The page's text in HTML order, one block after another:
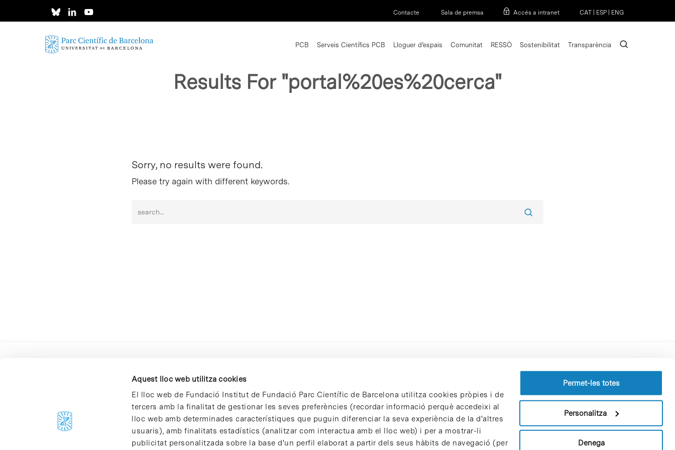
Aquest lloc web utilitza cookies
El lloc web de Fundació Institut de Fundació Parc Científic de Barcelona utilitza cookies pròpies i de
tercers amb la finalitat de gestionar les seves preferències (recordar informació perquè accedeixi al
lloc web amb determinades característiques que puguin diferenciar la seva experiència de la d'altres
usuaris), amb finalitats estadístics (analitzar com interactua amb el lloc web) i per a mostrar-li
publicitat personalitzada sobre la base d'un perfil elaborat a partir dels seus hàbits de navegació (per
Permet-les totes
Personalitza
Denega
Contacte Sala de premsa Accés a intranet CAT ESP ENG
PCB Serveis Científics PCB Lloguer d’espais Comunitat RESSÒ Sostenibilitat Transparència search
Results For "portal%20es%20cerca"
Sorry, no results were found.
Please try again with different keywords.
C/Baldiri Reixac, 4-12 i 15
Perfil del contractant
Política de privacitat
Política de cookies
Patrons i patrocinadors
Borsa de treball